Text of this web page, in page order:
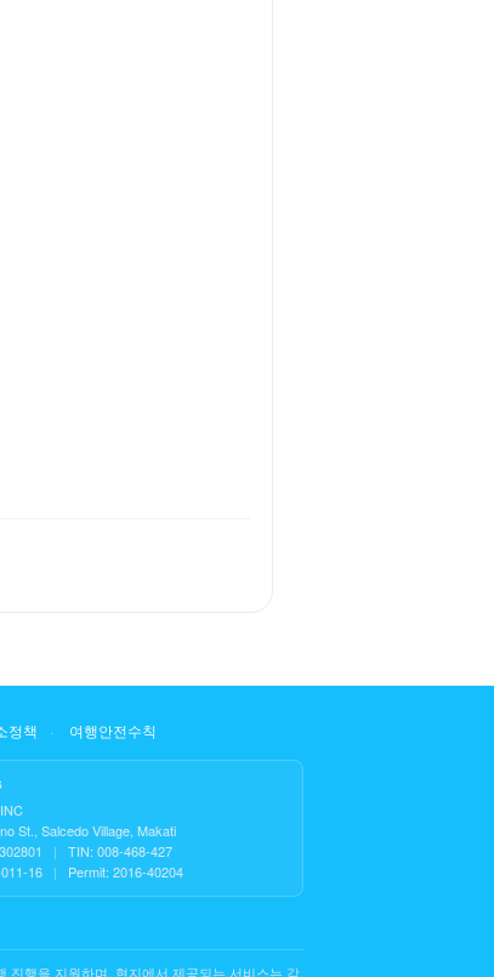
정책 여행안전수칙
St., Salcedo Village, Makati
|
TIN: 008-468-427
16
| Permit: 2016-40204
진행을 지원하며, 현지에서 제공되는 서비스는 각